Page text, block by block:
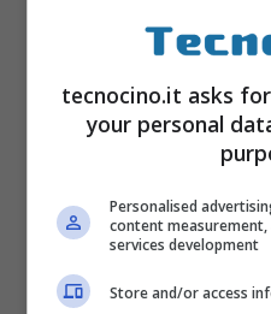
Spesso e volentieri,
facciamo è cercarla
che utilizziamo per
passaggio richiede di
tecnocino.it asks
your personal
Personalised
content measurement,
services development
Store and/or access